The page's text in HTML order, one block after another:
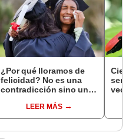
¿Por qué lloramos de
felicidad? No es una
contradicción sino una
cerebro, según
científicos
LEER MÁS